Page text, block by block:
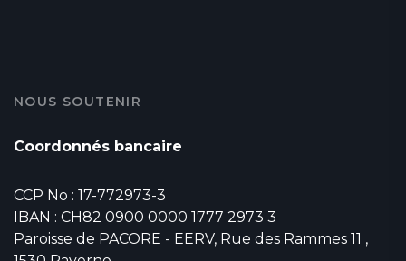
NOUS SOUTENIR
Coordonnés bancaire
CCP No : 17-772973-3
IBAN : CH82 0900 0000 1777 2973 3
Paroisse de PACORE - EERV, Rue des Rammes 11 ,